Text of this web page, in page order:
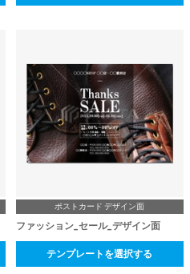
ポストカード デザイン面
ファッション_セール_デザイン面
テンプレートを選択する